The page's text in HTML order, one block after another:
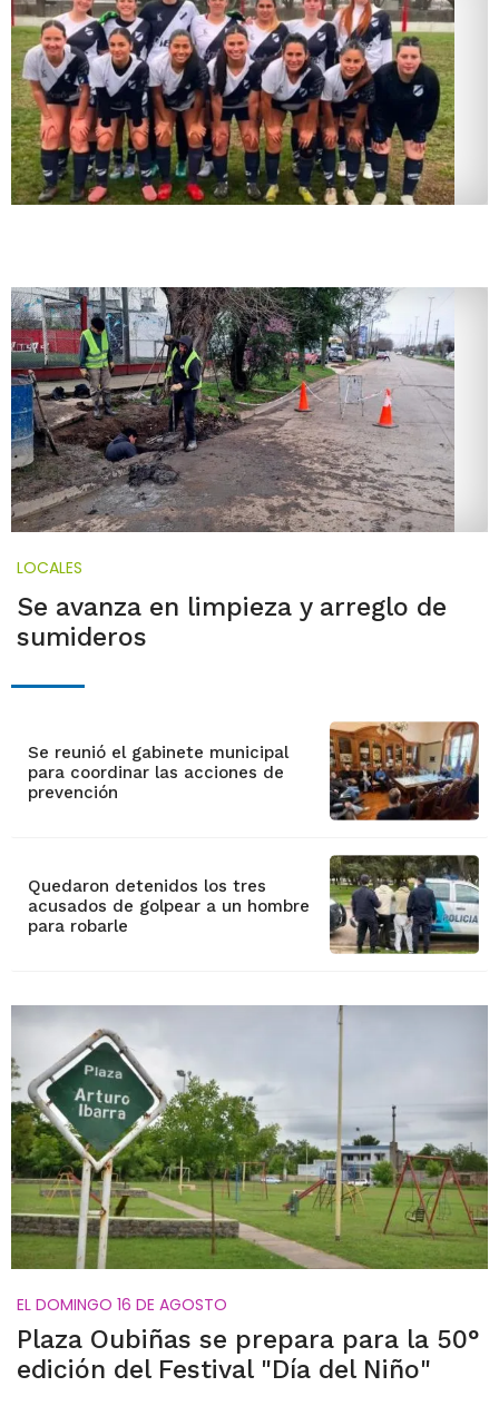
LOCALES
Se avanza en limpieza y arreglo de
sumideros
Se reunió el gabinete municipal
para coordinar las acciones de
prevención
Quedaron detenidos los tres
acusados de golpear a un hombre
para robarle
EL DOMINGO 16 DE AGOSTO
Plaza Oubiñas se prepara para la 50°
edición del Festival "Día del Niño"